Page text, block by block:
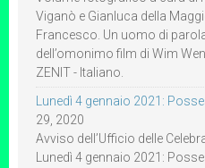
Viganò e Gianluca della
Francesco. Un uomo di
dell’omonimo film di Wim
ZENIT - Italiano.
Lunedì 4 gennaio 2021:
29, 2020
Avviso dell’Ufficio delle
Lunedì 4 gennaio 2021: